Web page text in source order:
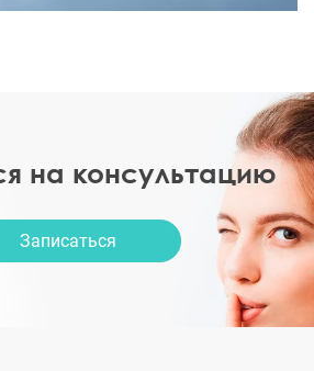
на консультацию
Записаться